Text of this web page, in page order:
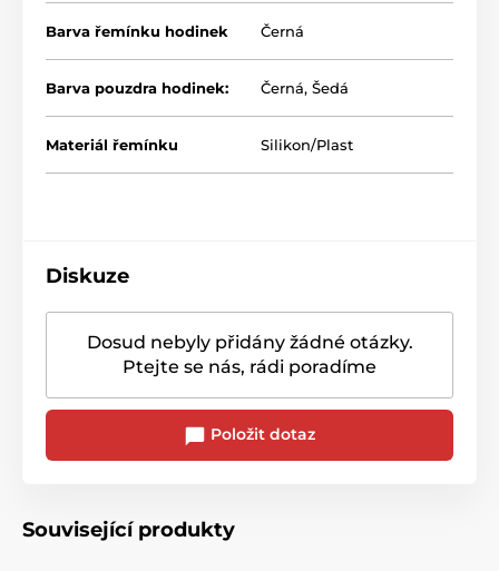
Barva řemínku hodinek Černá
Barva pouzdra hodinek: Černá, Šedá
Materiál řemínku Silikon/Plast
Diskuze
Dosud nebyly přidány žádné otázky.
Ptejte se nás, rádi poradíme
Položit dotaz
Související produkty